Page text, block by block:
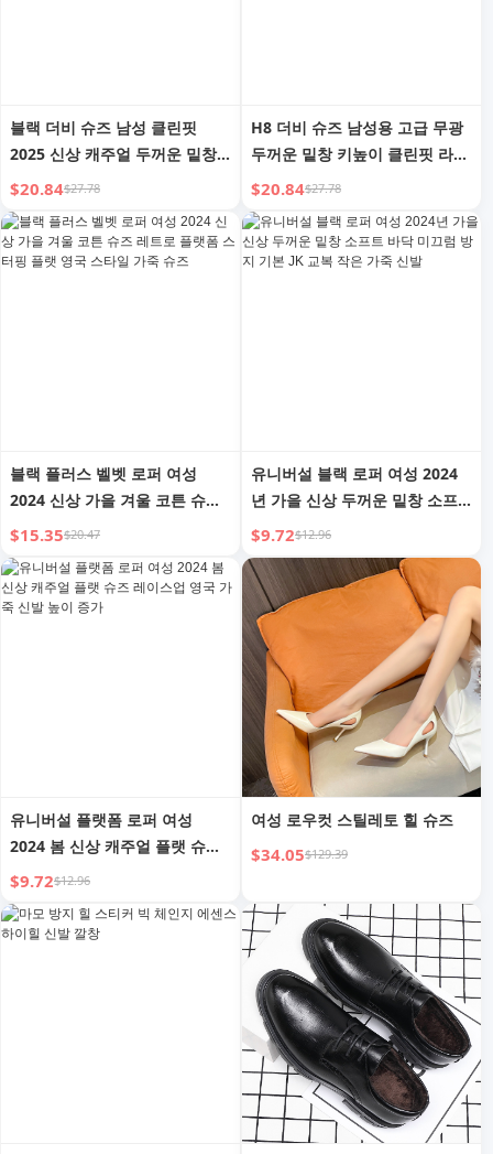
블랙 더비 슈즈 남성 클린핏
2025 신상 캐주얼 두꺼운 밑창
남성 키높이 슈즈 빅헤드 레더
통근 신발 여성
$20.84$27.78
H8 더비 슈즈 남성용 고급 무광
두꺼운 밑창 키높이 클린핏 라운
드 토 블랙 남성 비즈니스 정장
가죽 신발
$20.84$27.78
블랙 플러스 벨벳 로퍼 여성
2024 신상 가을 겨울 코튼 슈즈
레트로 플랫폼 스터핑 플랫 영국
스타일 가죽 슈즈
$15.35$20.47
유니버설 블랙 로퍼 여성 2024
년 가을 신상 두꺼운 밑창 소프
트 바닥 미끄럼 방지 기본 JK 교
복 작은 가죽 신발
$9.72$12.96
유니버설 플랫폼 로퍼 여성
2024 봄 신상 캐주얼 플랫 슈즈
레이스업 영국 가죽 신발 높이
증가
$9.72$12.96
여성 로우컷 스틸레토 힐 슈즈
$34.05$129.39